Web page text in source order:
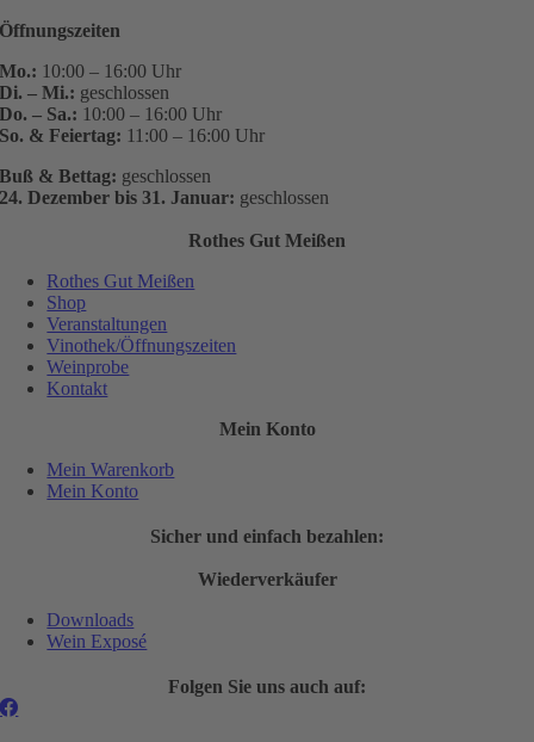
Öffnungszeiten
Mo.: 10:00 – 16:00 Uhr
Di. – Mi.: geschlossen
Do. – Sa.: 10:00 – 16:00 Uhr
So. & Feiertag: 11:00 – 16:00 Uhr
Buß & Bettag: geschlossen
24. Dezember bis 31. Januar: geschlossen
Rothes Gut Meißen
Rothes Gut Meißen
Shop
Veranstaltungen
Vinothek/Öffnungszeiten
Weinprobe
Kontakt
Mein Konto
Mein Warenkorb
Mein Konto
Sicher und einfach bezahlen:
Wiederverkäufer
Downloads
Wein Exposé
Folgen Sie uns auch auf: